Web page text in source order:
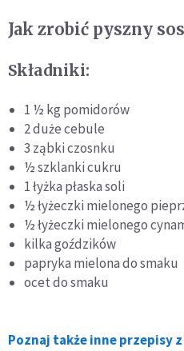
Jak zrobić pyszny
Składniki:
1 ½ kg pomidorów
2 duże cebule
3 ząbki czosnku
½ szklanki cukru
1 łyżka płaska soli
½ łyżeczki mielonego
½ łyżeczki mielonego
kilka goździków
papryka mielona do smaku
ocet do smaku
Poznaj także inne przepisy